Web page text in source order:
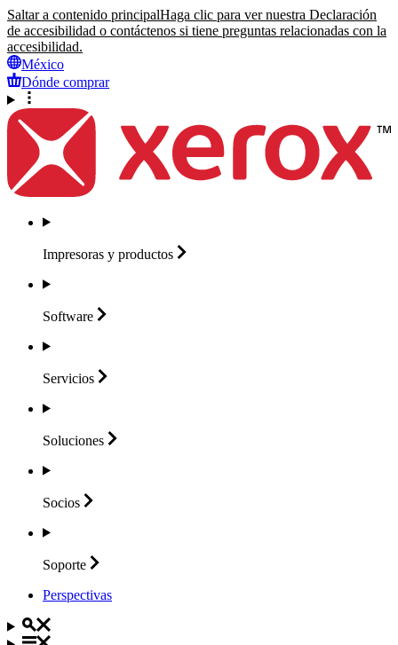
Saltar a contenido principalHaga clic para ver nuestra Declaración
de accesibilidad o contáctenos si tiene preguntas relacionadas con la
accesibilidad.
México
Dónde comprar
Impresoras y productos
Software
Servicios
Soluciones
Socios
Soporte
Perspectivas